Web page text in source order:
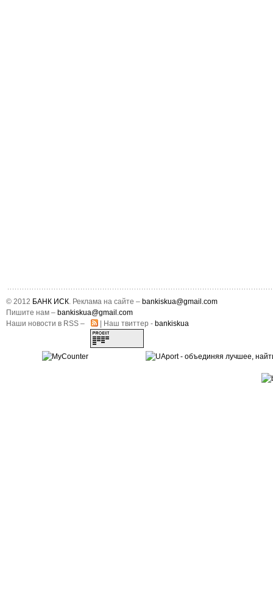
© 2012 БАНК ИСК. Реклама на сайте – bankiskua@gmail.com
Пишите нам – bankiskua@gmail.com
Наши новости в RSS –
| Наш твиттер - bankiskua